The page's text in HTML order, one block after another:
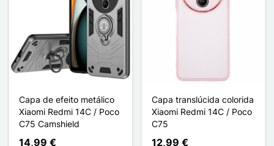
Capa de efeito metálico
Xiaomi Redmi 14C / Poco
C75 Camshield
14,99 €
Capa translúcida colorida
Xiaomi Redmi 14C / Poco
C75
12,99 €